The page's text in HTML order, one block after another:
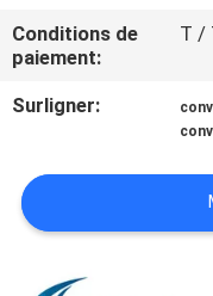
QUALITÉ
NOUS
CONTACTER
NOUVELLES
Conditions de
paiement:
T /
Surligner: